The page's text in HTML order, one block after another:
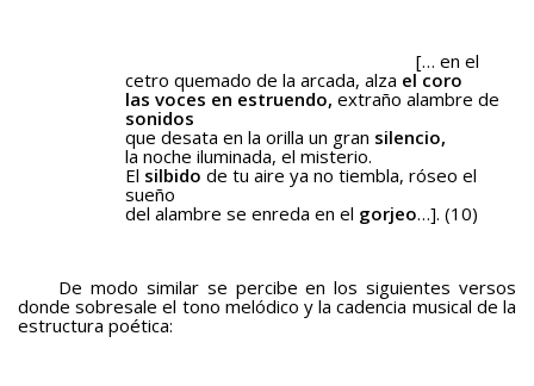
[… en el
cetro quemado de la arcada, alza el coro
las voces en estruendo, extraño alambre de
sonidos
que desata en la orilla un gran silencio,
la noche iluminada, el misterio.
El silbido de tu aire ya no tiembla, róseo el
sueño
del alambre se enreda en el gorjeo…]. (10)
De modo similar se percibe en los siguientes versos
donde sobresale el tono melódico y la cadencia musical de la
estructura poética: